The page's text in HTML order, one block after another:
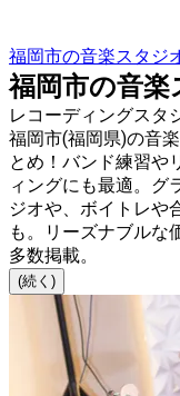
福岡市の音楽スタジ
福岡市の音
レコーディングスタ
福岡市(福岡県)の音
とめ！バンド練習や
ィングにも最適。グ
ジオや、ボイトレや
も。リーズナブルな
多数掲載。
(続く)